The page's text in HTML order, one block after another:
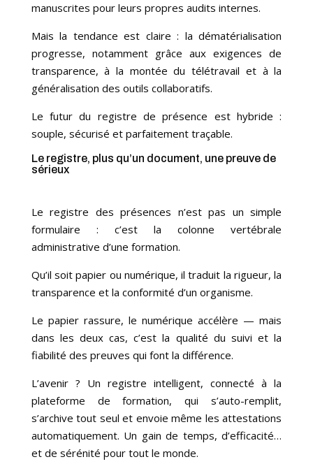
manuscrites pour leurs propres audits internes.
Mais la tendance est claire : la dématérialisation
progresse, notamment grâce aux exigences de
transparence, à la montée du télétravail et à la
généralisation des outils collaboratifs.
Le futur du registre de présence est hybride :
souple, sécurisé et parfaitement traçable.
Le registre, plus qu’un document, une preuve de
sérieux
Le registre des présences n’est pas un simple
formulaire : c’est la colonne vertébrale
administrative d’une formation.
Qu’il soit papier ou numérique, il traduit la rigueur, la
transparence et la conformité d’un organisme.
Le papier rassure, le numérique accélère — mais
dans les deux cas, c’est la qualité du suivi et la
fiabilité des preuves qui font la différence.
L’avenir ? Un registre intelligent, connecté à la
plateforme de formation, qui s’auto-remplit,
s’archive tout seul et envoie même les attestations
automatiquement. Un gain de temps, d’efficacité…
et de sérénité pour tout le monde.